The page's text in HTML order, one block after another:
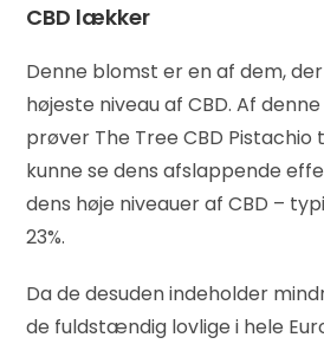
CBD lækker
Denne blomst er en af ​​dem,
højeste niveau af CBD. Af
prøver The Tree CBD Pistachio
kunne se dens afslappende
dens høje niveauer af CBD –
23%.
Da de desuden indeholder
de fuldstændig lovlige i hele